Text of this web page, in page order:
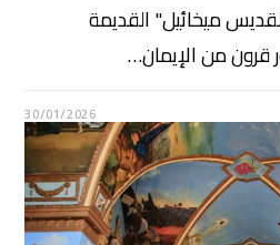
ميخائيل" القديمة
من الإيمان…
30/01/2026